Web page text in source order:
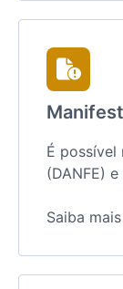
É possível
(DANFE) e
Saiba mais